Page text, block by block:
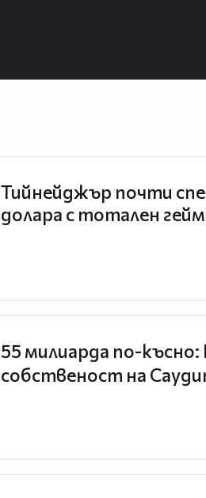
Тийнейджър почти
долара с тотален
55 милиарда по-късно:
собственост на